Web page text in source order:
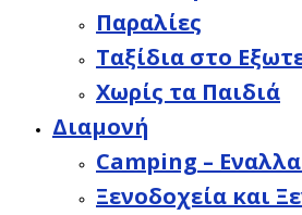
Παραλίες
Ταξίδια στο
Χωρίς τα Παιδιά
Διαμονή
Camping –
Ξενοδοχεία και